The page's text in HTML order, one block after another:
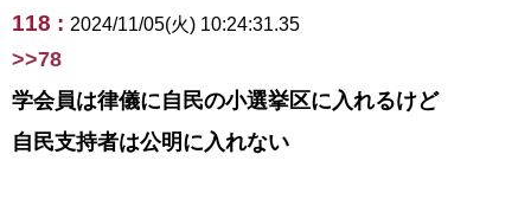
118 : 2024/11/05(火) 10:24:31.35
>>78
学会員は律儀に自民の小選挙区に入れるけど
自民支持者は公明に入れない